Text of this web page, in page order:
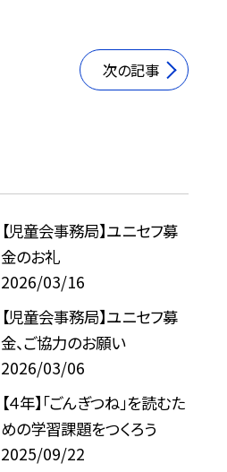
次の記事
【児童会事務局】ユニセフ募
金のお礼
2026/03/16
【児童会事務局】ユニセフ募
金、ご協力のお願い
2026/03/06
【４年】「ごんぎつね」を読むた
めの学習課題をつくろう
2025/09/22